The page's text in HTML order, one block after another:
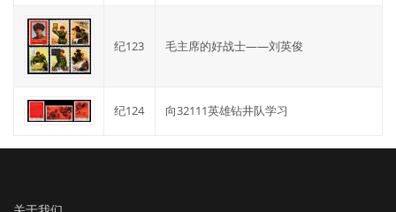
纪123 毛主席的好战士——刘英俊
纪124 向32111英雄钻井队学习